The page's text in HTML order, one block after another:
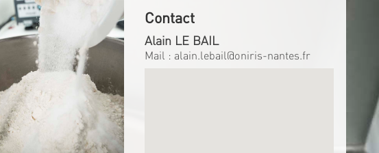
Contact
Alain LE BAIL
Mail : alain.lebail@oniris-nantes.fr